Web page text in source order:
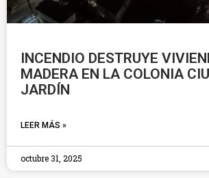
INCENDIO DESTRUYE
MADERA EN LA COLONIA
JARDÍN
LEER MÁS »
octubre 31, 2025